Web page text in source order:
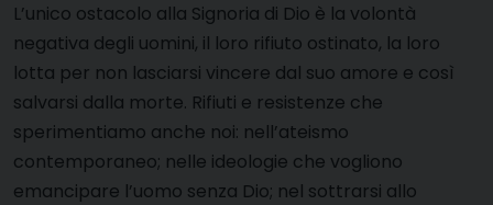
L’unico ostacolo alla Signoria di Dio è la volontà
negativa degli uomini, il loro rifiuto ostinato, la loro
lotta per non lasciarsi vincere dal suo amore e così
salvarsi dalla morte. Rifiuti e resistenze che
sperimentiamo anche noi: nell’ateismo
contemporaneo; nelle ideologie che vogliono
emancipare l’uomo senza Dio; nel sottrarsi allo